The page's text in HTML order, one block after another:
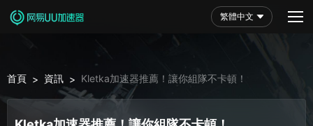
繁體中文
首頁 > 資訊 > Kletka加速器推薦！讓你組隊不卡頓！